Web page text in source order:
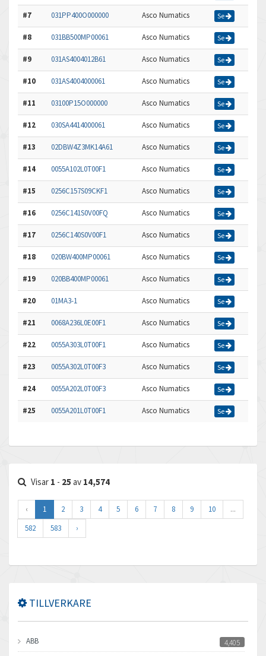
#7 031PP400O000000 Asco Numatics Se
#8 031BB500MP00061 Asco Numatics Se
#9 031AS4004012B61 Asco Numatics Se
#10 031AS4004000061 Asco Numatics Se
#11 03100P15O000000 Asco Numatics Se
#12 030SA4414000061 Asco Numatics Se
#13 02DBW4Z3MK14A61 Asco Numatics Se
#14 0055A102L0T00F1 Asco Numatics Se
#15 0256C157S09CKF1 Asco Numatics Se
#16 0256C141S0V00FQ Asco Numatics Se
#17 0256C140S0V00F1 Asco Numatics Se
#18 020BW400MP00061 Asco Numatics Se
#19 020BB400MP00061 Asco Numatics Se
#20 01MA3-1 Asco Numatics Se
#21 0068A236L0E00F1 Asco Numatics Se
#22 0055A303L0T00F1 Asco Numatics Se
#23 0055A302L0T00F3 Asco Numatics Se
#24 0055A202L0T00F3 Asco Numatics Se
#25 0055A201L0T00F1 Asco Numatics Se
Visar 1 - 25 av 14,574
‹ 1 2 3 4 5 6 7 8 9 10
...
582
583 ›
TILLVERKARE
ABB
4,405